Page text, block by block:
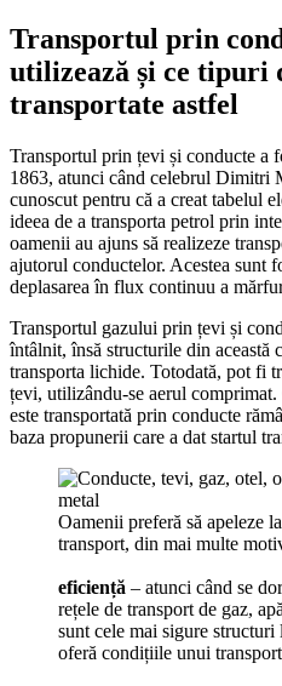
Transportul prin
utilizează și ce tipuri
transportate astfel
Transportul prin țevi și conducte a
1863, atunci când celebrul Dimitri
cunoscut pentru că a creat tabelul
ideea de a transporta petrol prin
oamenii au ajuns să realizeze
ajutorul conductelor. Acestea sunt
deplasarea în flux continuu a
Transportul gazului prin țevi și
întâlnit, însă structurile din această
transporta lichide. Totodată, pot fi
țevi, utilizându-se aerul
este transportată prin conducte
baza propunerii care a dat startul
Oamenii preferă să apeleze
transport, din mai multe
eficiență – atunci când se
rețele de transport de gaz,
sunt cele mai sigure structuri
oferă condițiile unui